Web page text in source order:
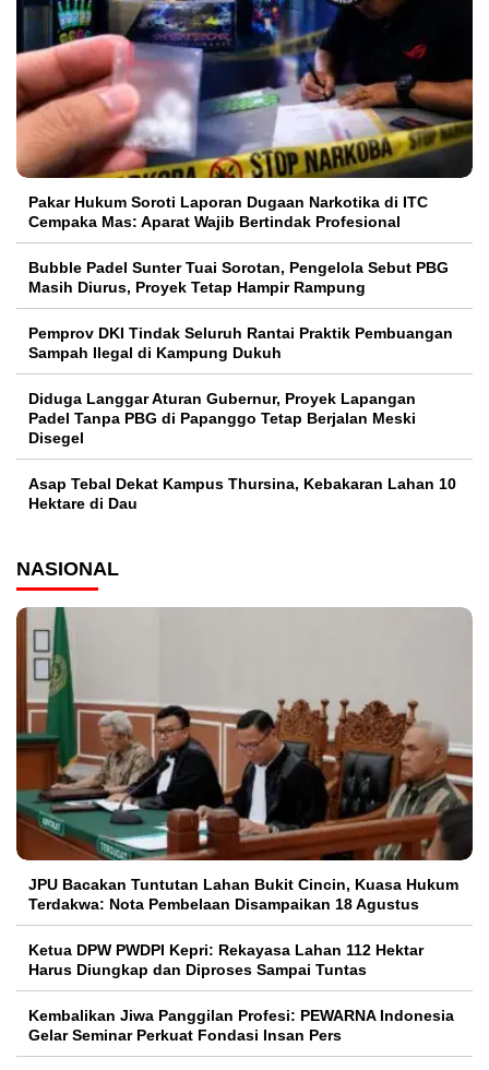
Pakar Hukum Soroti Laporan Dugaan Narkotika di ITC
Cempaka Mas: Aparat Wajib Bertindak Profesional
Bubble Padel Sunter Tuai Sorotan, Pengelola Sebut PBG
Masih Diurus, Proyek Tetap Hampir Rampung
Pemprov DKI Tindak Seluruh Rantai Praktik Pembuangan
Sampah Ilegal di Kampung Dukuh
Diduga Langgar Aturan Gubernur, Proyek Lapangan
Padel Tanpa PBG di Papanggo Tetap Berjalan Meski
Disegel
Asap Tebal Dekat Kampus Thursina, Kebakaran Lahan 10
Hektare di Dau
NASIONAL
JPU Bacakan Tuntutan Lahan Bukit Cincin, Kuasa Hukum
Terdakwa: Nota Pembelaan Disampaikan 18 Agustus
Ketua DPW PWDPI Kepri: Rekayasa Lahan 112 Hektar
Harus Diungkap dan Diproses Sampai Tuntas
Kembalikan Jiwa Panggilan Profesi: PEWARNA Indonesia
Gelar Seminar Perkuat Fondasi Insan Pers